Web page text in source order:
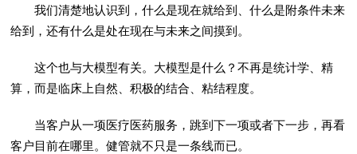
我们清楚地认识到，什么是现在就给到、什么是附条件未来
给到，还有什么是处在现在与未来之间摸到。
这个也与大模型有关。大模型是什么？不再是统计学、精
算，而是临床上自然、积极的结合、粘结程度。
当客户从一项医疗医药服务，跳到下一项或者下一步，再看
客户目前在哪里。健管就不只是一条线而已。